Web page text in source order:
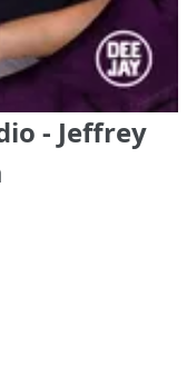
- Jeffrey